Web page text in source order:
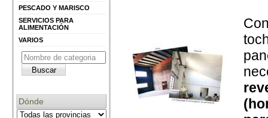
PESCADO Y MARISCO
SERVICIOS PARA
ALIMENTACIÓN
VARIOS
Dónde